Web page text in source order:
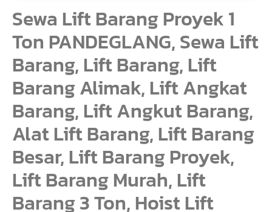
Sewa Lift Barang Proyek 1
Ton PANDEGLANG, Sewa Lift
Barang, Lift Barang, Lift
Barang Alimak, Lift Angkat
Barang, Lift Angkut Barang,
Alat Lift Barang, Lift Barang
Besar, Lift Barang Proyek,
Lift Barang Murah, Lift
Barang 3 Ton, Hoist Lift